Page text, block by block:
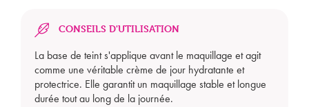
CONSEILS D'UTILISATION
La base de teint s'applique avant le maquillage et agit
comme une véritable crème de jour hydratante et
protectrice. Elle garantit un maquillage stable et longue
durée tout au long de la journée.